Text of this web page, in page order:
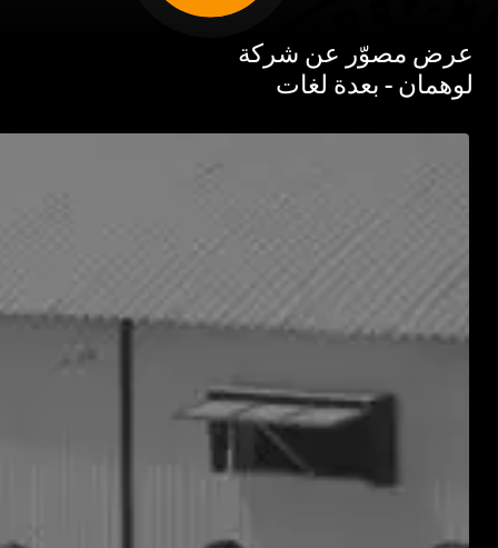
مصوّر عن شركة
- بعدة لغات